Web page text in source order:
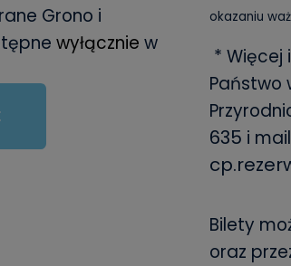
Grono i
wyłącznie w
okazaniu
* Więcej
Państwo
635 i
Bilety
oraz